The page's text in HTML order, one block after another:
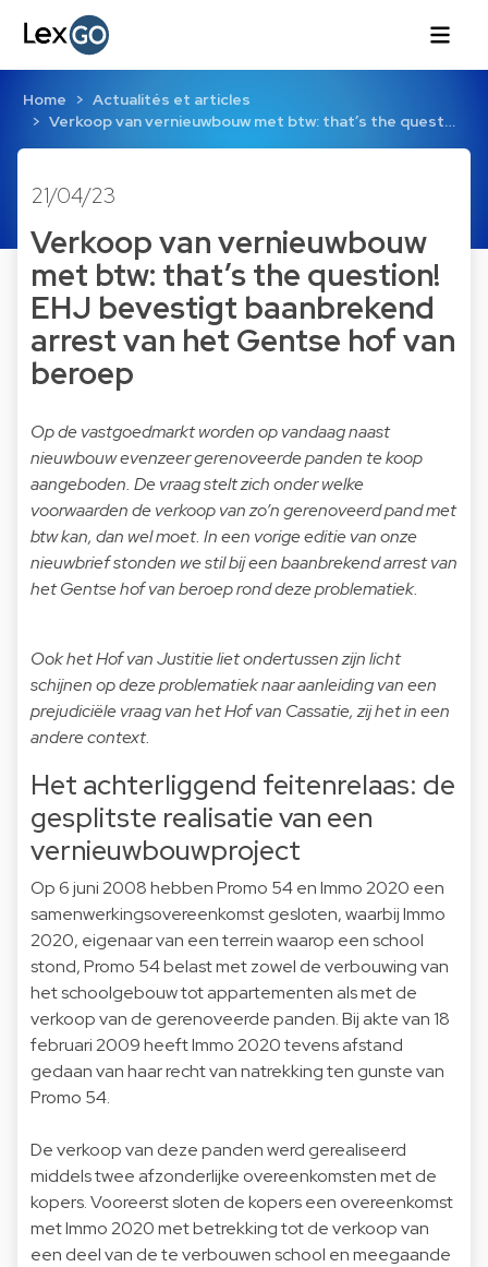
Home
Actualités et articles
Verkoop van vernieuwbouw met btw: that’s the quest…
21/04/23
Verkoop van vernieuwbouw
met btw: that’s the question!
EHJ bevestigt baanbrekend
arrest van het Gentse hof van
beroep
Op de vastgoedmarkt worden op vandaag naast
nieuwbouw evenzeer gerenoveerde panden te koop
aangeboden. De vraag stelt zich onder welke
voorwaarden de verkoop van zo’n gerenoveerd pand met
btw kan, dan wel moet. In een vorige editie van onze
nieuwbrief stonden we stil bij eenbaanbrekend arrestvan
het Gentse hof van beroep rond deze problematiek.
Ook het Hof van Justitie liet ondertussen zijn licht
schijnen op deze problematiek naar aanleiding van een
prejudiciële vraag van het Hof van Cassatie, zij het in een
andere context.
Het achterliggend feitenrelaas: de
gesplitste realisatie van een
vernieuwbouwproject
Op 6 juni 2008 hebben Promo 54 en Immo 2020 een
samenwerkingsovereenkomst gesloten, waarbij Immo
2020, eigenaar van een terrein waarop een school
stond, Promo 54 belast met zowel de verbouwing van
het schoolgebouw tot appartementen als met de
verkoop van de gerenoveerde panden. Bij akte van 18
februari 2009 heeft Immo 2020 tevens afstand
gedaan van haar recht van natrekking ten gunste van
Promo 54.
De verkoop van deze panden werd gerealiseerd
middels twee afzonderlijke overeenkomsten met de
kopers. Vooreerst sloten de kopers een overeenkomst
met Immo 2020 met betrekking tot de verkoop van
een deel van de te verbouwen school en meegaande